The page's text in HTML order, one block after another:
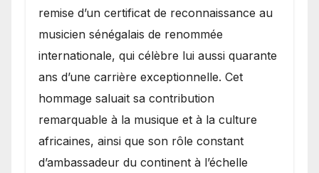
remise d’un certificat de reconnaissance au
musicien sénégalais de renommée
internationale, qui célèbre lui aussi quarante
ans d’une carrière exceptionnelle. Cet
hommage saluait sa contribution
remarquable à la musique et à la culture
africaines, ainsi que son rôle constant
d’ambassadeur du continent à l’échelle